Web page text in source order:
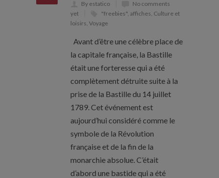
By estatico
No comments
yet
"freebies", affiches, Culture et
loisirs, Voyage
Avant d’être une célèbre place de
la capitale française, la Bastille
était une forteresse qui a été
complètement détruite suite à la
prise de la Bastille du 14 juillet
1789. Cet événement est
aujourd’hui considéré comme le
symbole de la Révolution
française et de la fin de la
monarchie absolue. C’était
d’abord une bastide qui a été